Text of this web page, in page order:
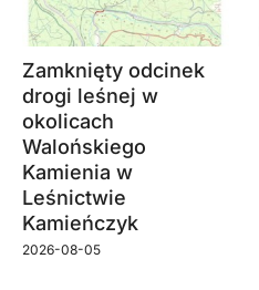
Zamknięty odcinek
drogi leśnej w
okolicach
Walońskiego
Kamienia w
Leśnictwie
Kamieńczyk
2026-08-05